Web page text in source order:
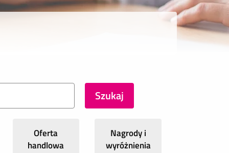
Oferta
handlowa
Nagrody i
wyróżnienia